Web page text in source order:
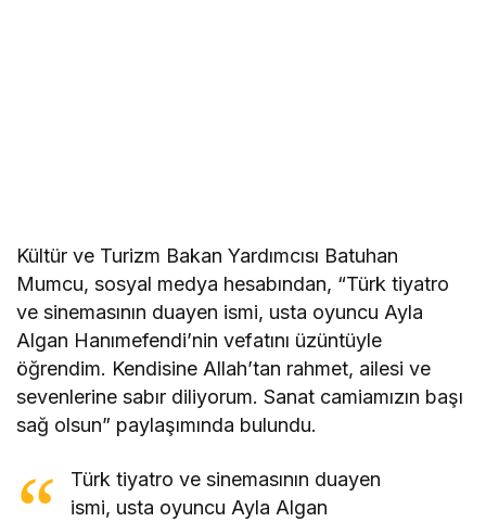
Kültür ve Turizm Bakan Yardımcısı Batuhan
Mumcu, sosyal medya hesabından, “Türk tiyatro
ve sinemasının duayen ismi, usta oyuncu Ayla
Algan Hanımefendi’nin vefatını üzüntüyle
öğrendim. Kendisine Allah’tan rahmet, ailesi ve
sevenlerine sabır diliyorum. Sanat camiamızın başı
sağ olsun” paylaşımında bulundu.
Türk tiyatro ve sinemasının duayen
ismi, usta oyuncu Ayla Algan